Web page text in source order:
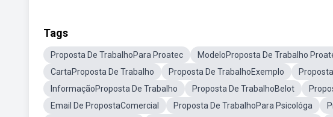
Tags
Proposta De TrabalhoPara Proatec ModeloProposta De Trabalho
CartaProposta De Trabalho
Proposta De TrabalhoExemplo
InformaçãoProposta De Trabalho
Proposta De TrabalhoBelot
Email De PropostaComercial
Proposta De TrabalhoPara Psicológa